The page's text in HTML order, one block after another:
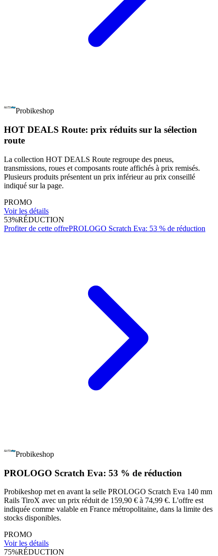
Probikeshop
HOT DEALS Route: prix réduits sur la sélection
route
La collection HOT DEALS Route regroupe des pneus,
transmissions, roues et composants route affichés à prix remisés.
Plusieurs produits présentent un prix inférieur au prix conseillé
indiqué sur la page.
PROMO
Voir les détails
53%RÉDUCTION
Profiter de cette offrePROLOGO Scratch Eva: 53 % de réduction
Probikeshop
PROLOGO Scratch Eva: 53 % de réduction
Probikeshop met en avant la selle PROLOGO Scratch Eva 140 mm
Rails TiroX avec un prix réduit de 159,90 € à 74,99 €. L'offre est
indiquée comme valable en France métropolitaine, dans la limite des
stocks disponibles.
PROMO
Voir les détails
75%RÉDUCTION